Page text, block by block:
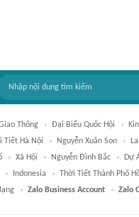
Thông Đại Biểu Quốc Hội
Tiết Hà Nội Nguyễn Xuân Son
Xã Hội Nguyễn Đình Bắc
Dự
Indonesia
Thời Tiết Thành Phố
Zalo Business Account Zalo